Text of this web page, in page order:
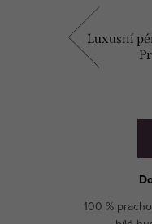
Luxusní
100 %